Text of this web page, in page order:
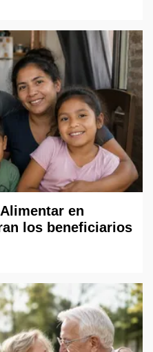
en
los beneficiarios